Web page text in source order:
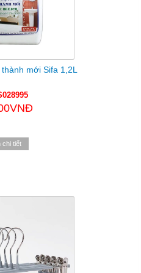
mới Sifa 1,2L
chi tiết